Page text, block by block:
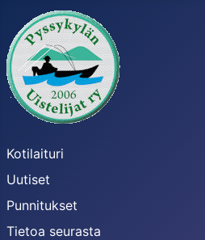
Kotilaituri
Uutiset
Punnitukset
Tietoa seurasta